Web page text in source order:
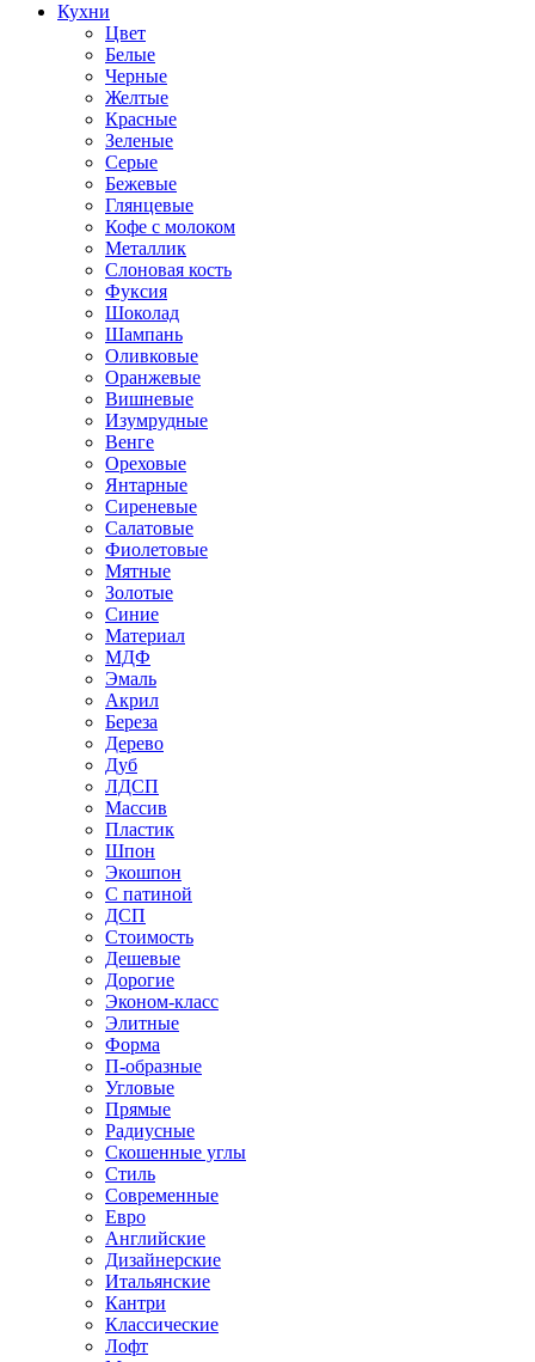
Кухни
Цвет
Белые
Черные
Желтые
Красные
Зеленые
Серые
Бежевые
Глянцевые
Кофе с молоком
Металлик
Слоновая кость
Фуксия
Шоколад
Шампань
Оливковые
Оранжевые
Вишневые
Изумрудные
Венге
Ореховые
Янтарные
Сиреневые
Салатовые
Фиолетовые
Мятные
Золотые
Синие
Материал
МДФ
Эмаль
Акрил
Береза
Дерево
Дуб
ЛДСП
Массив
Пластик
Шпон
Экошпон
С патиной
ДСП
Стоимость
Дешевые
Дорогие
Эконом-класс
Элитные
Форма
П-образные
Угловые
Прямые
Радиусные
Скошенные углы
Стиль
Современные
Евро
Английские
Дизайнерские
Итальянские
Кантри
Классические
Лофт